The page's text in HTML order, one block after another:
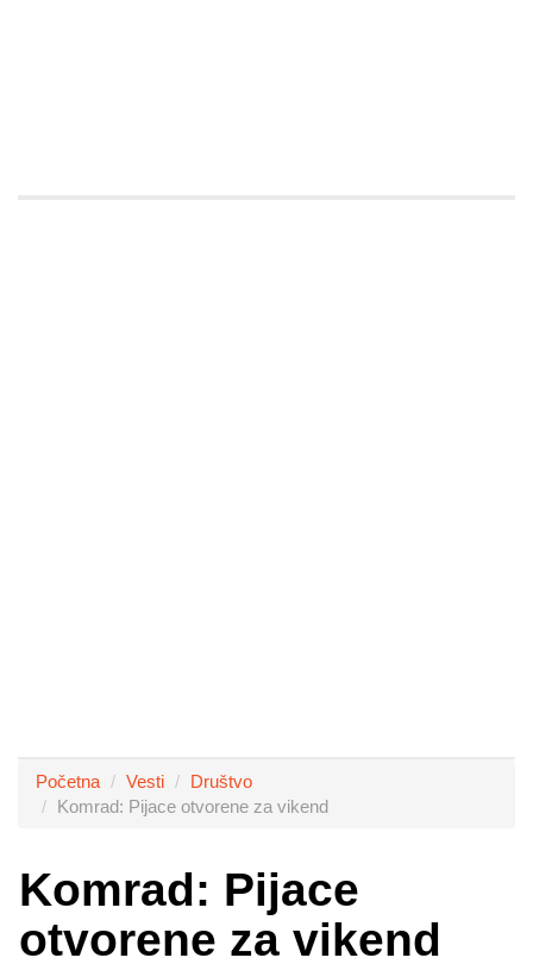
Početna Vesti
Društvo
Komrad: Pijace otvorene za vikend
Komrad: Pijace
otvorene za vikend